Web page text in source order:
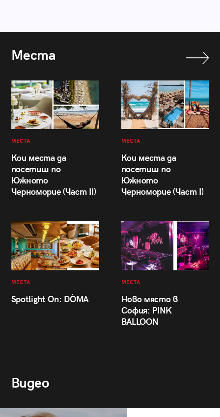
Места
МЕСТА
Кои места да
посетиш по
Южното
Черноморие (Част II)
МЕСТА
Кои места да
посетиш по
Южното
Черноморие (Част I)
МЕСТА
Spotlight On: DÒMA
МЕСТА
Ново място в
София: PINK
BALLOON
Видео